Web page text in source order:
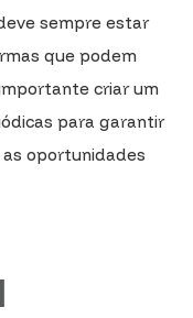
sempre estar
que podem
criar um
para garantir
oportunidades